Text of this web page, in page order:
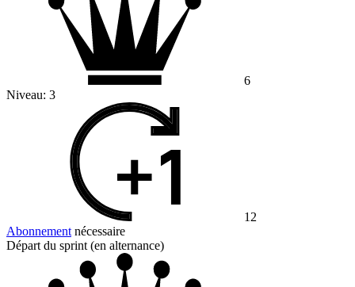
6
Niveau: 3
12
Abonnement nécessaire
Départ du sprint (en alternance)